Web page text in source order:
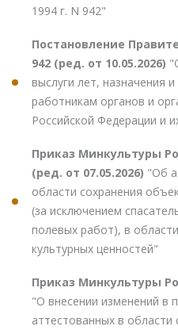
1994 г. N 942"
Постановление
942 (ред. от 10.05.2026)
выслуги лет, назначения
работникам органов и
Российской Федерации и
Приказ Минкультуры
(ред. от 07.05.2026) "Об
области сохранения
(за исключением
полевых работ), в
культурных ценностей"
Приказ Минкультуры
"О внесении изменений в
аттестованных в